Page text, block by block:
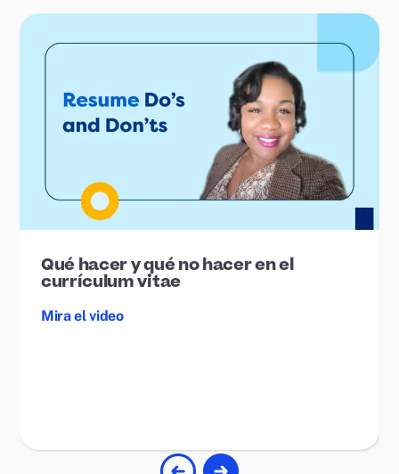
Qué hacer y qué no hacer en el
currículum vitae
Mira el video